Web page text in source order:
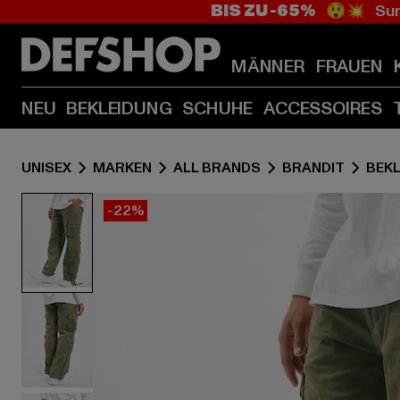
BIS ZU -65% 😲💥
MÄNNER FRAUEN
NEU BEKLEIDUNG SCHUHE ACCESSOIRES
UNISEX MARKEN ALL BRANDS BRANDIT
-22%